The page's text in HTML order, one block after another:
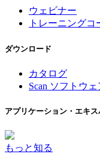
ウェビナー
トレーニングコ
ダウンロード
カタログ
Scan ソフトウ
アプリケーション・エキ
もっと知る